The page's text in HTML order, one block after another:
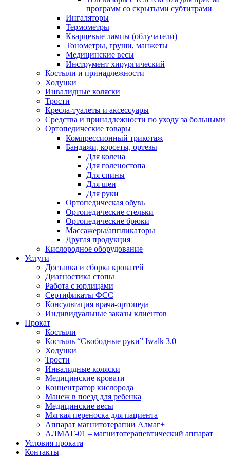
программ со скрытыми субтитрами
Ингаляторы
Термометры
Кварцевые лампы (облучатели)
Тонометры, груши, манжеты
Медицинские весы
Инструмент хирургический
Костыли и принадлежности
Ходунки
Инвалидные коляски
Трости
Кресла-туалеты и аксессуары
Средства и принадлежности по уходу за больными
Ортопедические товары
Компрессионный трикотаж
Бандажи, корсеты, ортезы
Для колена
Для голеностопа
Для спины
Для шеи
Для руки
Ортопедическая обувь
Ортопедические стельки
Ортопедические брюки
Массажеры/аппликаторы
Другая продукция
Кислородное оборудование
Услуги
Доставка и сборка кроватей
Диагностика стопы
Работа с юрлицами
Сертификаты ФСС
Консультация врача-ортопеда
Индивидуальные заказы клиентов
Прокат
Костыли
Костыль “Свободные руки” Iwalk 3.0
Ходунки
Трости
Инвалидные коляски
Медицинские кровати
Концентратор кислорода
Манеж в поезд для ребенка
Медицинские весы
Мягкая переноска для пациента
Аппарат магнитотерапии Алмаг+
АЛМАГ-01 – магнитотерапевтический аппарат
Условия проката
Контакты